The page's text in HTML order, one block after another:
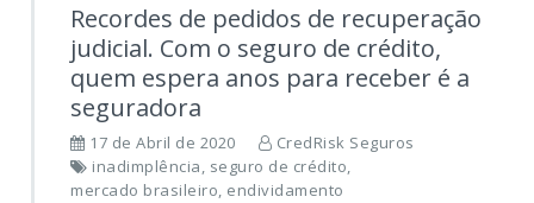
Recordes de pedidos de recuperação
judicial. Com o seguro de crédito,
quem espera anos para receber é a
seguradora
17 de Abril de 2020
CredRisk Seguros
inadimplência, seguro de crédito,
mercado brasileiro, endividamento